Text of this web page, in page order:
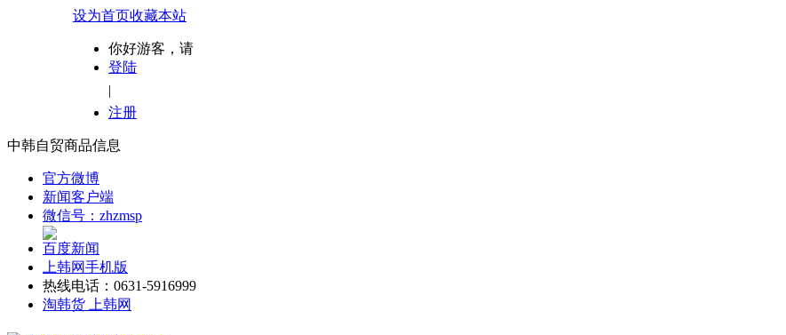
设为首页收藏本站
你好游客，请
登陆
|
注册
中韩自贸商品信息
官方微博
新闻客户端
微信号：zhzmsp
百度新闻
上韩网手机版
热线电话：0631-5916999
淘韩货 上韩网